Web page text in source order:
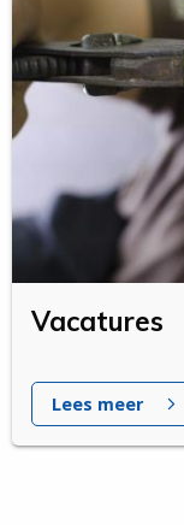
Vacatures
Lees meer